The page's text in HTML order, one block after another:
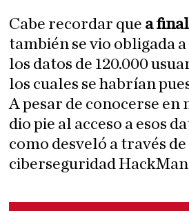
Cabe recordar que a
también se vio obligada
los datos de 120.000
los cuales se habrían
A pesar de conocerse en
dio pie al acceso a esos
como desveló a través
ciberseguridad